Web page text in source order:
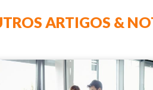
ARTIGOS &